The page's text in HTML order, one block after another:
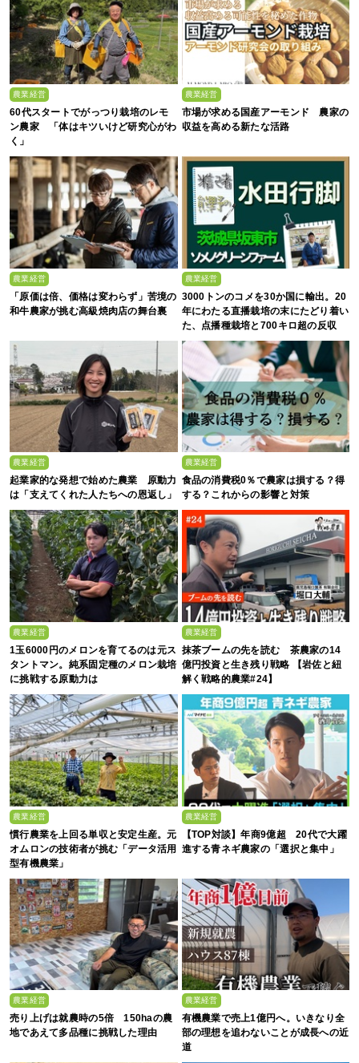
農業経営
60代スタートでがっつり栽培のレモ
ン農家 「体はキツいけど研究心がわ
く」
農業経営
市場が求める国産アーモンド 農家の
収益を高める新たな活路
農業経営
「原価は倍、価格は変わらず」苦境の
和牛農家が挑む高級焼肉店の舞台裏
農業経営
3000トンのコメを30か国に輸出。20
年にわたる直播栽培の末にたどり着い
た、点播種栽培と700キロ超の反収
農業経営
起業家的な発想で始めた農業 原動力
は「支えてくれた人たちへの恩返し」
農業経営
食品の消費税0％で農家は損する？得
する？これからの影響と対策
農業経営
1玉6000円のメロンを育てるのは元ス
タントマン。純系固定種のメロン栽培
に挑戦する原動力は
農業経営
抹茶ブームの先を読む 茶農家の14
億円投資と生き残り戦略 【岩佐と紐
解く戦略的農業#24】
農業経営
慣行農業を上回る単収と安定生産。元
オムロンの技術者が挑む「データ活用
型有機農業」
農業経営
【TOP対談】年商9億超 20代で大躍
進する青ネギ農家の「選択と集中」
農業経営
売り上げは就農時の5倍 150haの農
地であえて多品種に挑戦した理由
農業経営
有機農業で売上1億円へ。いきなり全
部の理想を追わないことが成長への近
道